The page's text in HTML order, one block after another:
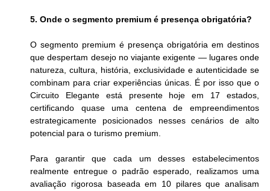
5. Onde o segmento premium é presença obrigatória?
O segmento premium é presença obrigatória em destinos
que despertam desejo no viajante exigente — lugares onde
natureza, cultura, história, exclusividade e autenticidade se
combinam para criar experiências únicas. É por isso que o
Circuito Elegante está presente hoje em 17 estados,
certificando quase uma centena de empreendimentos
estrategicamente posicionados nesses cenários de alto
potencial para o turismo premium.
Para garantir que cada um desses estabelecimentos
realmente entregue o padrão esperado, realizamos uma
avaliação rigorosa baseada em 10 pilares que analisam